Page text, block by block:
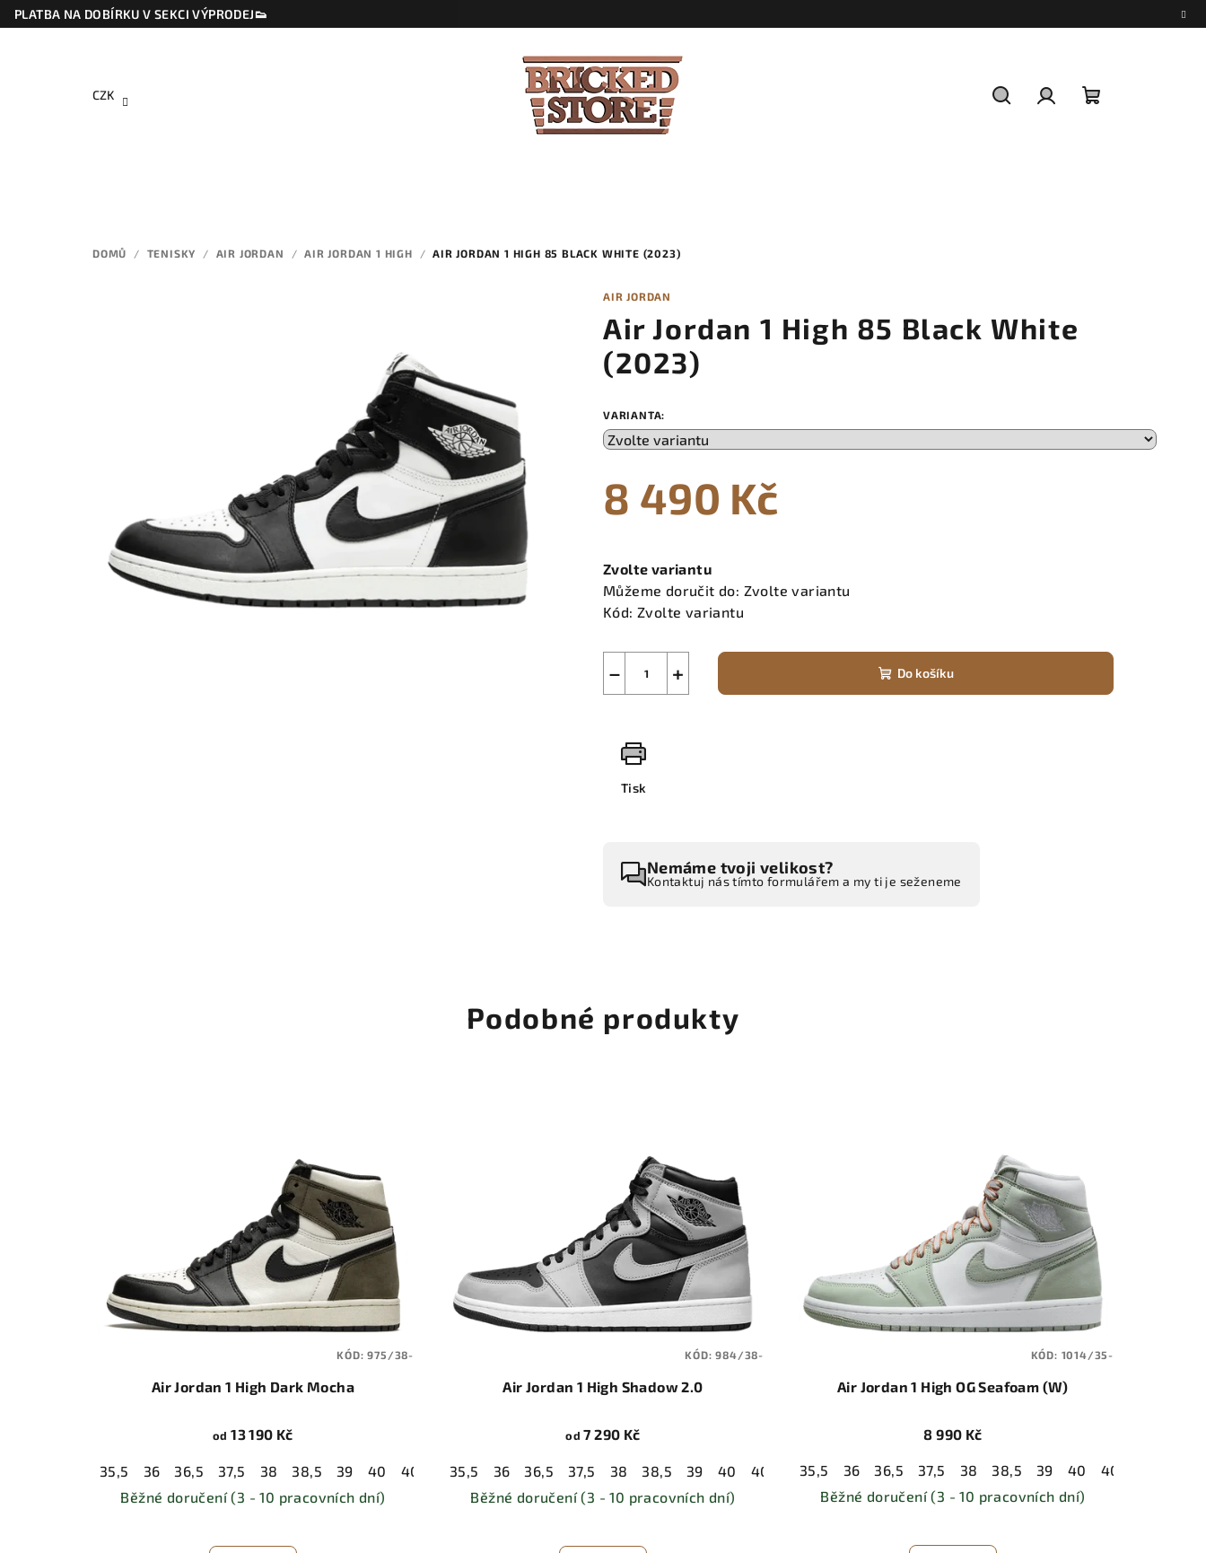
Přejít
na
PLATBA NA DOBÍRKU V SEKCI VÝPRODEJ👟
CZK
DOMŮ / TENISKY / AIR JORDAN / AIR JORDAN 1 HIGH / AIR JORDAN 1 HIGH 85 BLACK WHITE (2023)
AIR JORDAN
Air Jordan 1 High 85 Black White
(2023)
VARIANTA:
8 490 Kč
cena:
Zvolte variantu
Můžeme doručit do: Zvolte variantu
Kód: Zvolte variantu
+
− Do košíku
Tisk
Nemáme tvoji velikost?
Kontaktuj nás tímto formulářem a my ti je seženeme
Podobné produkty
Air Jordan 1 High Dark Mocha
od 13 190 Kč
35,5 36 36,5 37,5 38 38,5 39 40 40,5 41 42 42,5 43 44 44,5 45 45,5 46
47,5
Běžné doručení (3 - 10 pracovních dní)
KÓD:975/38-
Air Jordan 1 High Shadow 2.0
od 7 290 Kč
35,5 36 36,5 37,5 38 38,5 39 40 40,5 41 42 42,5 43 44 44,5 45 45,5 46
Běžné doručení (3 - 10 pracovních dní)
KÓD:984/38-
Air Jordan 1 High OG Seafoam (W)
8 990 Kč
35,5 36 36,5 37,5 38 38,5 39 40 40,5
Běžné doručení (3 - 10 pracovních dní)
KÓD: 1014/35-